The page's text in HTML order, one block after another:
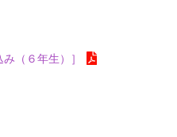
（６年生）］